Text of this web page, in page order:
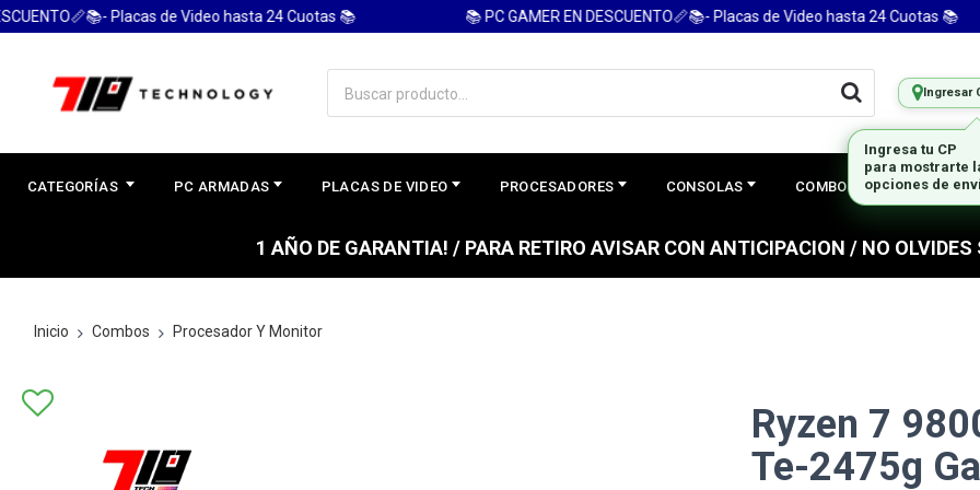
Placas de Video hasta 24 Cuotas 📚 📚 PC GAMER EN DESCUENTO📏📚- Placas de Video hasta 24 Cuotas 📚
Ingresar
CATEGORÍAS PC ARMADAS PLACAS DE VIDEO PROCESADORES CONSOLAS COMBOS
1 AÑO DE GARANTIA! / PARA RETIRO AVISAR CON ANTICIPACION / NO
Inicio Combos Procesador Y Monitor
Ryzen 7
Te-2475g